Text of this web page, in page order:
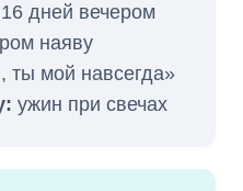
16 дней вечером
наяву
мой навсегда»
ужин при свечах